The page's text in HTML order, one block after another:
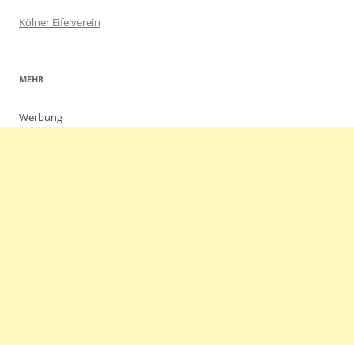
Kölner Eifelverein
MEHR
Werbung